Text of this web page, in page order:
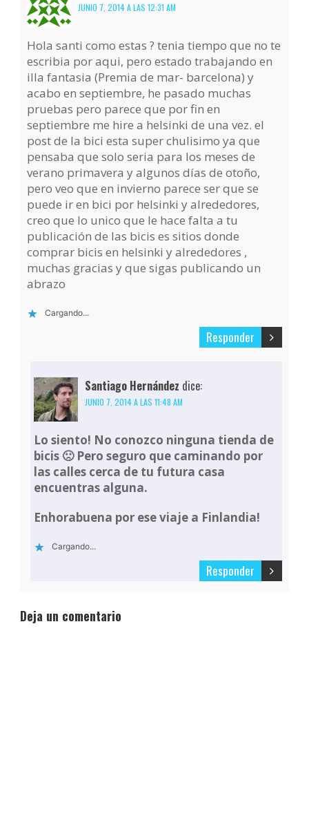
JUNIO 7, 2014 A LAS 12:31 AM
Hola santi como estas ? tenia tiempo que no te
escribia por aqui, pero estado trabajando en
illa fantasia (Premia de mar- barcelona) y
acabo en septiembre, he pasado muchas
pruebas pero parece que por fin en
septiembre me hire a helsinki de una vez. el
post de la bici esta super chulisimo ya que
pensaba que solo seria para los meses de
verano primavera y algunos días de otoño,
pero veo que en invierno parece ser que se
puede ir en bici por helsinki y alrededores,
creo que lo unico que le hace falta a tu
publicación de las bicis es sitios donde
comprar bicis en helsinki y alrededores ,
muchas gracias y que sigas publicando un
abrazo
Cargando...
Responder
Santiago Hernández dice:
JUNIO 7, 2014 A LAS 11:48 AM
Lo siento! No conozco ninguna tienda de
bicis 🙁 Pero seguro que caminando por
las calles cerca de tu futura casa
encuentras alguna.
Enhorabuena por ese viaje a Finlandia!
Cargando...
Responder
Deja un comentario